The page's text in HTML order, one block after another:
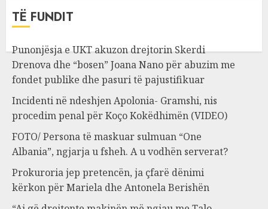
TË FUNDIT
Punonjësja e UKT akuzon drejtorin Skerdi
Drenova dhe “bosen” Joana Nano për abuzim me
fondet publike dhe pasuri të pajustifikuar
Incidenti në ndeshjen Apolonia- Gramshi, nis
procedim penal për Koço Kokëdhimën (VIDEO)
FOTO/ Persona të maskuar sulmuan “One
Albania”, ngjarja u fsheh. A u vodhën serverat?
Prokuroria jep pretencën, ja çfarë dënimi
kërkon për Mariela dhe Antonela Berishën